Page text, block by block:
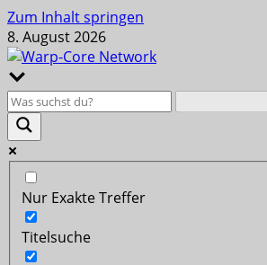
Zum Inhalt springen
8. August 2026
Nur Exakte Treffer
Titelsuche